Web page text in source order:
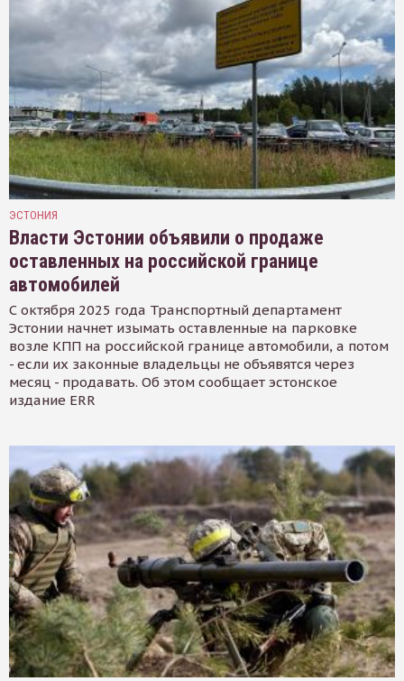
ЭСТОНИЯ
Власти Эстонии объявили о продаже
оставленных на российской границе
автомобилей
С октября 2025 года Транспортный департамент
Эстонии начнет изымать оставленные на парковке
возле КПП на российской границе автомобили, а потом
- если их законные владельцы не объявятся через
месяц - продавать. Об этом сообщает эстонское
издание ERR